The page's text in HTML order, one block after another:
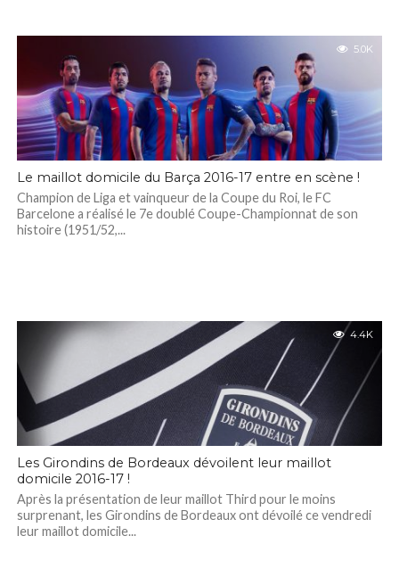
5.0K
Le maillot domicile du Barça 2016-17 entre en scène !
Champion de Liga et vainqueur de la Coupe du Roi, le FC
Barcelone a réalisé le 7e doublé Coupe-Championnat de son
histoire (1951/52,...
4.4K
Les Girondins de Bordeaux dévoilent leur maillot
domicile 2016-17 !
Après la présentation de leur maillot Third pour le moins
surprenant, les Girondins de Bordeaux ont dévoilé ce vendredi
leur maillot domicile...